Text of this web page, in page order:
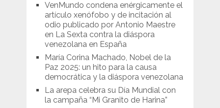
VenMundo condena enérgicamente el
artículo xenófobo y de incitación al
odio publicado por Antonio Maestre
en La Sexta contra la diáspora
venezolana en España
María Corina Machado, Nobel de la
Paz 2025: un hito para la causa
democrática y la diáspora venezolana
La arepa celebra su Día Mundial con
la campaña “Mi Granito de Harina”